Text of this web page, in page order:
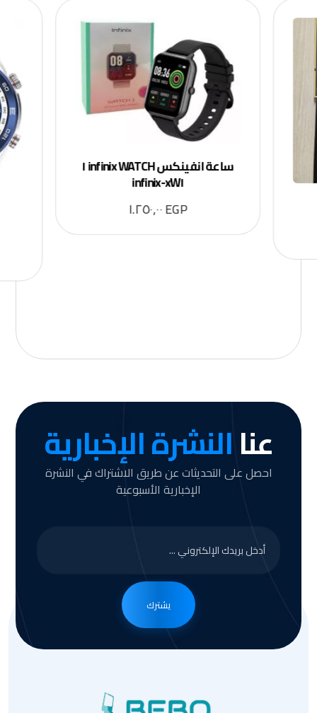
ساعة انفينكس infinix WATCH ١
infinix-xW١
EGP
عناالنشرة الإخبارية
احصل على التحديثات عن طريق الاشتراك في النشرة
الإخبارية الأسبوعية
يشترك